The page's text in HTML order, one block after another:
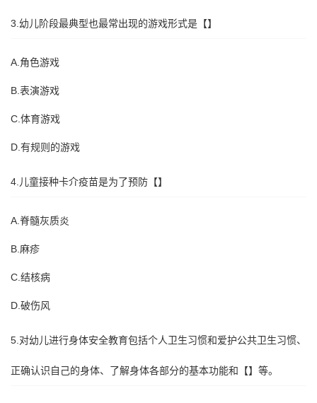
3.幼儿阶段最典型也最常出现的游戏形式是【】
A.角色游戏
B.表演游戏
C.体育游戏
D.有规则的游戏
4.儿童接种卡介疫苗是为了预防【】
A.脊髓灰质炎
B.麻疹
C.结核病
D.破伤风
5.对幼儿进行身体安全教育包括个人卫生习惯和爱护公共卫生习惯、
正确认识自己的身体、了解身体各部分的基本功能和【】等。